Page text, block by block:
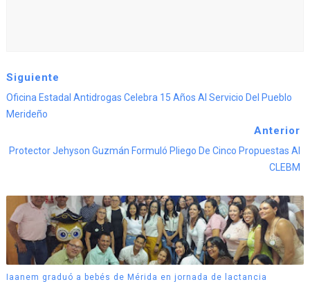
Siguiente
Oficina Estadal Antidrogas Celebra 15 Años Al Servicio Del Pueblo
Merideño
Anterior
Protector Jehyson Guzmán Formuló Pliego De Cinco Propuestas Al
CLEBM
Iaanem graduó a bebés de Mérida en jornada de lactancia